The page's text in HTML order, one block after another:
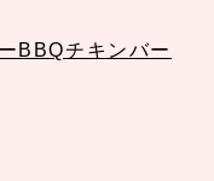
BBQチキンバー